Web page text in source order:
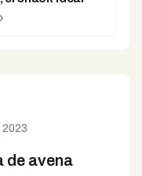
2023
de avena